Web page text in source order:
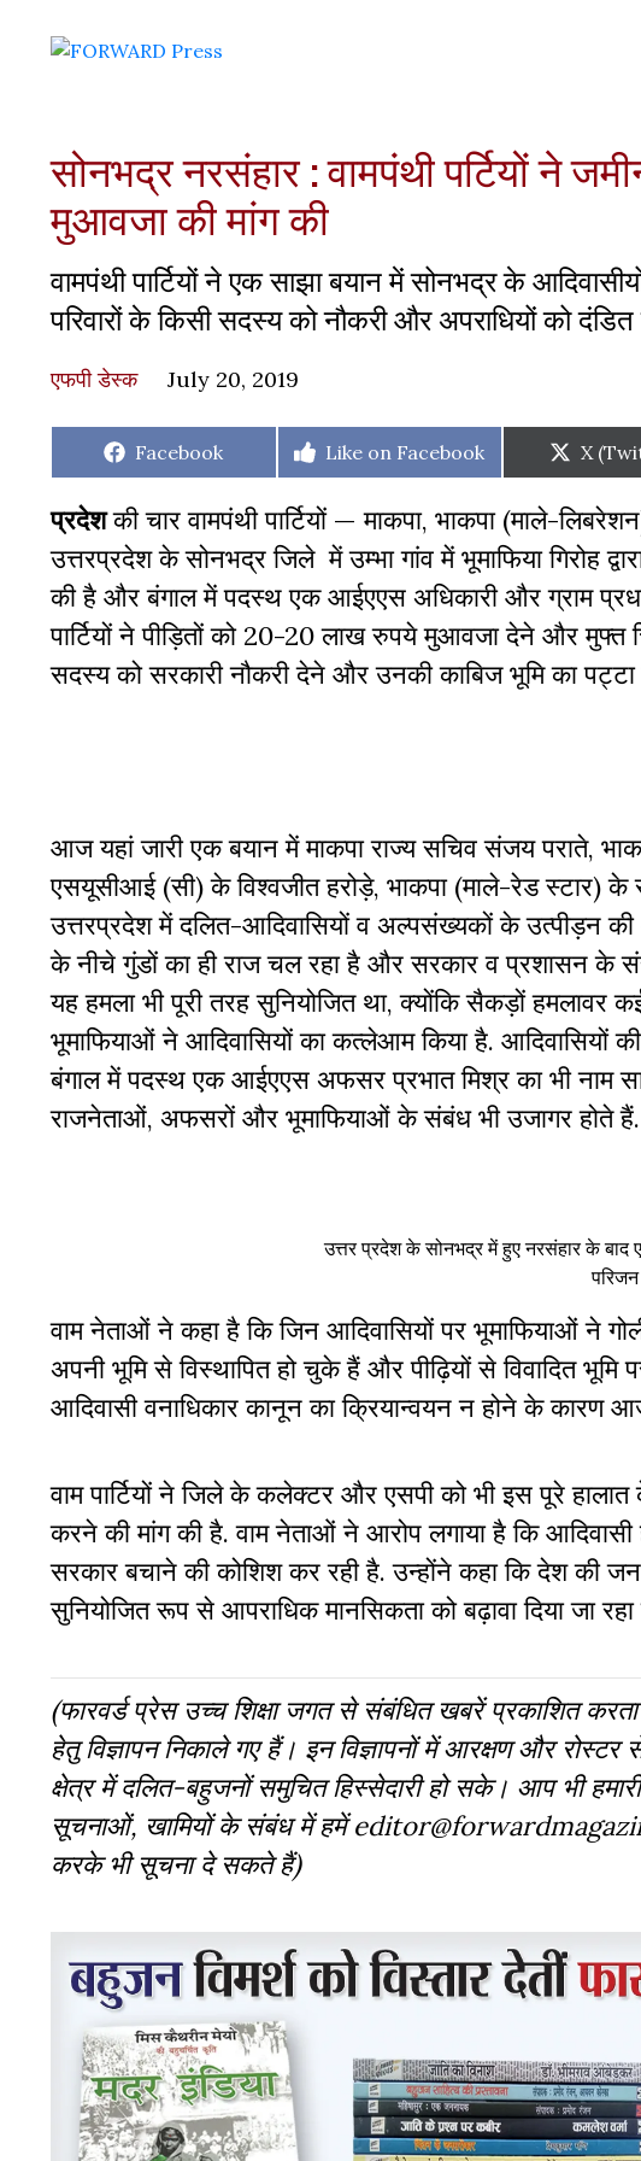
सोनभद्र नरसंहार : वामपंथी पर्टियों ने
मुआवजा की मांग की
वामपंथी पार्टियों ने एक साझा बयान में सोनभद्र के
परिवारों के किसी सदस्य को नौकरी और अपराधियों को
एफपी डेस्‍क July 20, 2019
Share
Facebook
Share
Like on Facebook
Share
on
X
प्रदेशकी चार वामपंथी पार्टियों — माकपा, भाकपा (माले-
उत्तरप्रदेश के सोनभद्र जिले में उम्भा गांव में भूमाफिया गिरोह
की है और बंगाल में पदस्थ एक आईएएस अधिकारी और ग्राम
पार्टियों ने पीड़ितों को 20-20 लाख रुपये मुआवजा देने और मुफ्त
सदस्य को सरकारी नौकरी देने और उनकी काबिज भूमि का पट्टा
आज यहां जारी एक बयान में माकपा राज्य सचिव संजय पराते,
एसयूसीआई (सी) के विश्वजीत हरोड़े, भाकपा (माले-रेड स्टार) के
उत्तरप्रदेश में दलित-आदिवासियों व अल्पसंख्यकों के उत्पीड़न
के नीचे गुंडों का ही राज चल रहा है और सरकार व प्रशासन के
यह हमला भी पूरी तरह सुनियोजित था, क्योंकि सैकड़ों
भूमाफियाओं ने आदिवासियों का कत्लेआम किया है. आदिवासियों
बंगाल में पदस्थ एक आईएएस अफसर प्रभात मिश्र का भी नाम
राजनेताओं, अफसरों और भूमाफियाओं के संबंध भी उजागर होते हैं.
उत्तर प्रदेश के सोनभद्र में हुए नरसंहार के बाद
परिजन
वाम नेताओं ने कहा है कि जिन आदिवासियों पर भूमाफियाओं ने
अपनी भूमि से विस्थापित हो चुके हैं और पीढ़ियों से विवादित
आदिवासी वनाधिकार कानून का क्रियान्वयन न होने के कारण
वाम पार्टियों ने जिले के कलेक्टर और एसपी को भी इस पूरे हालात
करने की मांग की है. वाम नेताओं ने आरोप लगाया है कि
सरकार बचाने की कोशिश कर रही है. उन्होंने कहा कि देश की
सुनियोजित रूप से आपराधिक मानसिकता को बढ़ावा दिया जा रहा
(फारवर्ड प्रेस उच्च शिक्षा जगत से संबंधित खबरें प्रकाशित करता
हेतु विज्ञापन निकाले गए हैं। इन विज्ञापनों में आरक्षण और
क्षेत्र में दलित-बहुजनों समुचित हिस्सेदारी हो सके। आप भी
सूचनाओं, खामियों के संबंध में हमें
करके भी सूचना दे सकते हैं)